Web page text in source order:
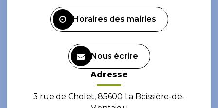
Horaires des mairies
Nous écrire
Adresse
3 rue de Cholet, 85600 La Boissière-de-